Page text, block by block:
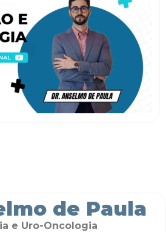
de Paula
e Uro-Oncologia